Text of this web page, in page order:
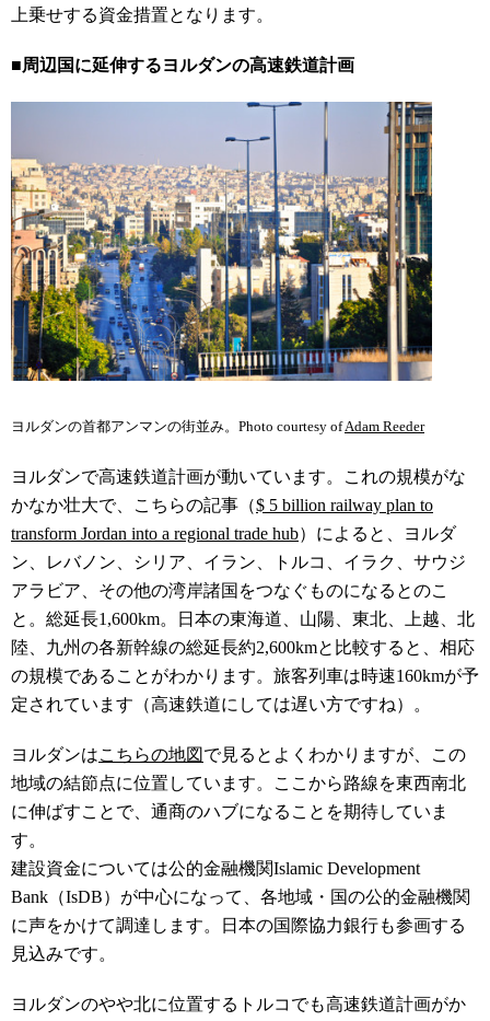
上乗せする資金措置となります。
■周辺国に延伸するヨルダンの高速鉄道計画
ヨルダンの首都アンマンの街並み。Photo courtesy ofAdam Reeder
ヨルダンで高速鉄道計画が動いています。これの規模がな
かなか壮大で、こちらの記事（$ 5 billion railway plan to
transform Jordan into a regional trade hub）によると、ヨルダ
ン、レバノン、シリア、イラン、トルコ、イラク、サウジ
アラビア、その他の湾岸諸国をつなぐものになるとのこ
と。総延長1,600km。日本の東海道、山陽、東北、上越、北
陸、九州の各新幹線の総延長約2,600kmと比較すると、相応
の規模であることがわかります。旅客列車は時速160kmが予
定されています（高速鉄道にしては遅い方ですね）。
ヨルダンはこちらの地図 で見るとよくわかりますが、この
地域の結節点に位置しています。ここから路線を東西南北
に伸ばすことで、通商のハブになることを期待していま
す。
建設資金については公的金融機関Islamic Development
Bank（IsDB）が中心になって、各地域・国の公的金融機関
に声をかけて調達します。日本の国際協力銀行も参画する
見込みです。
ヨルダンのやや北に位置するトルコでも高速鉄道計画がか